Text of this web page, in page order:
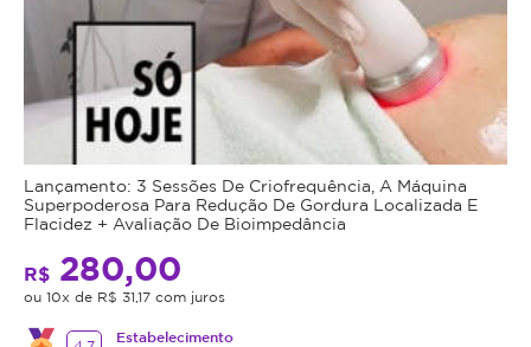
Lançamento: 3 Sessões De Criofrequência, A Máquina
Superpoderosa Para Redução De Gordura Localizada E
Flacidez + Avaliação De Bioimpedância
R$ 280,00
ou 10x de R$ 31,17 com juros
Estabelecimento